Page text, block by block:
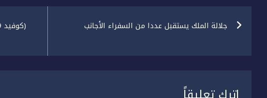
تصفّح
المقالات
جلالة الملك يستقبل عددا من السفراء الأجانب